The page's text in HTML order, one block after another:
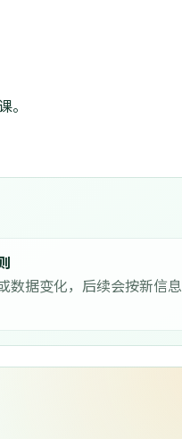
。
数据变化，后续会按新信息